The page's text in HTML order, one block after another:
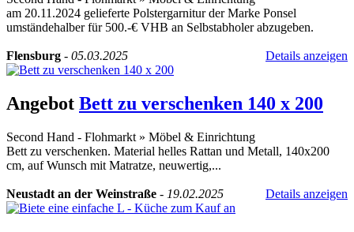
am 20.11.2024 gelieferte Polstergarnitur der Marke Ponsel
umständehalber für 500.-€ VHB an Selbstabholer abzugeben.
Flensburg - 05.03.2025 Details anzeigen
Angebot Bett zu verschenken 140 x 200
Second Hand - Flohmarkt » Möbel & Einrichtung
Bett zu verschenken. Material helles Rattan und Metall, 140x200
cm, auf Wunsch mit Matratze, neuwertig,...
Neustadt an der Weinstraße - 19.02.2025 Details anzeigen